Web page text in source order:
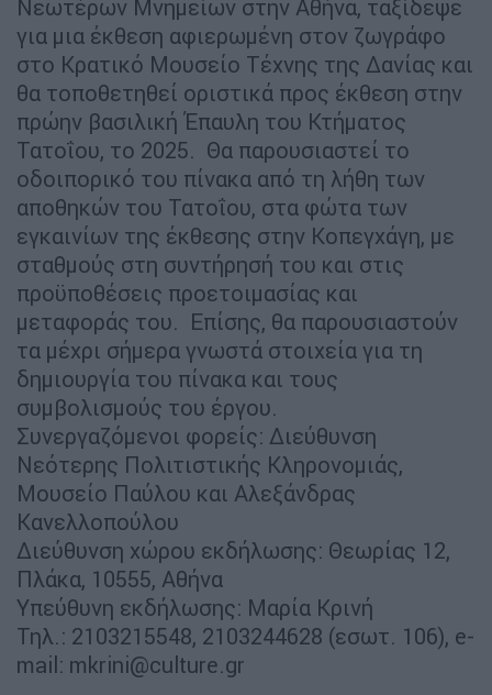
Νεωτέρων Μνημείων στην Αθήνα, ταξίδεψε
για μια έκθεση αφιερωμένη στον ζωγράφο
στο Κρατικό Μουσείο Τέχνης της Δανίας και
θα τοποθετηθεί οριστικά προς έκθεση στην
πρώην βασιλική Έπαυλη του Κτήματος
Τατοΐου, το 2025. Θα παρουσιαστεί το
οδοιπορικό του πίνακα από τη λήθη των
αποθηκών του Τατοΐου, στα φώτα των
εγκαινίων της έκθεσης στην Κοπεγχάγη, με
σταθμούς στη συντήρησή του και στις
προϋποθέσεις προετοιμασίας και
μεταφοράς του. Επίσης, θα παρουσιαστούν
τα μέχρι σήμερα γνωστά στοιχεία για τη
δημιουργία του πίνακα και τους
συμβολισμούς του έργου.
Συνεργαζόμενοι φορείς: Διεύθυνση
Νεότερης Πολιτιστικής Κληρονομιάς,
Μουσείο Παύλου και Αλεξάνδρας
Κανελλοπούλου
Διεύθυνση χώρου εκδήλωσης: Θεωρίας 12,
Πλάκα, 10555, Αθήνα
Υπεύθυνη εκδήλωσης: Μαρία Κρινή
Τηλ.: 2103215548, 2103244628 (εσωτ. 106), e-
mail: mkrini@culture.gr